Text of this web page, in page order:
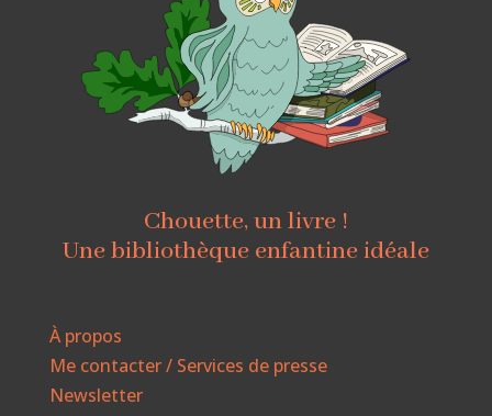
Chouette, un livre !
Une bibliothèque enfantine idéale
À propos
Me contacter / Services de presse
Newsletter